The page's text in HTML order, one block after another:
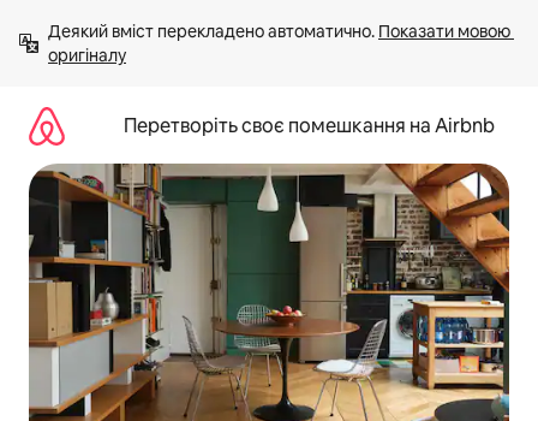
вмісту
Деякий вміст перекладено автоматично. Показати мовою
оригіналу
Перетворіть своє помешкання на Airbnb